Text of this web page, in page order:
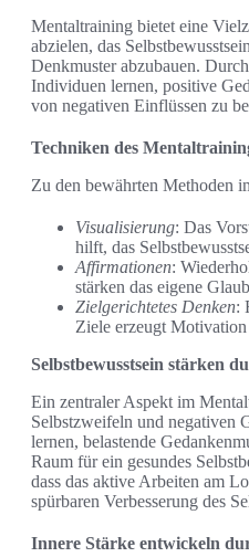
Mentaltraining bietet eine
abzielen, das
Denkmuster abzubauen.
Individuen lernen, positive
von negativen Einflüssen zu
Techniken des
Zu den bewährten Methoden
Visualisierung: Das
hilft, das
Affirmationen:
stärken das eigene
Zielgerichtetes Denken:
Ziele erzeugt
Selbstbewusstsein stärken
Ein zentraler Aspekt im
Selbstzweifeln und negativen
lernen, belastende
Raum für ein gesundes
dass das aktive Arbeiten am
spürbaren Verbesserung des
Innere Stärke entwickeln